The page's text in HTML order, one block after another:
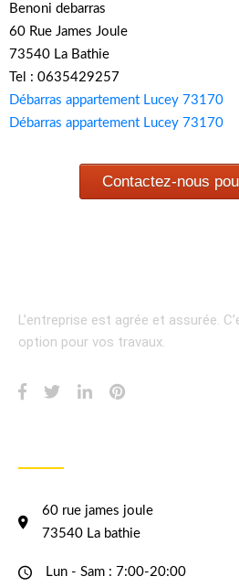
Benoni debarras
60 Rue James Joule
73540 La Bathie
Tel : 0635429257
Débarras appartement Lucey 73170
Débarras appartement Lucey 73170
Contactez-nous
L’entreprise est agrée et assurée.
option pour vos travaux.
60 rue james joule
73540 La bathie
Lun - Sam : 7:00-20:00